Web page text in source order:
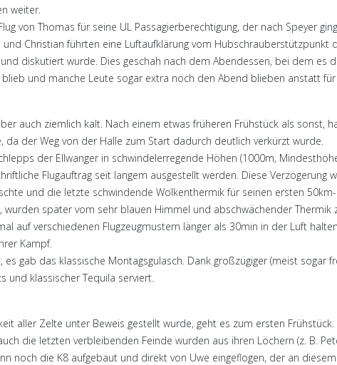
weiter.
von Thomas für seine UL Passagierberechtigung, der nach Speyer
Christian führten eine Luftaufklärung vom Hubschrauberstützpunkt
diskutiert wurde. Dies geschah nach dem Abendessen, bei dem es
und manche Leute sogar extra noch den Abend blieben anstatt
auch ziemlich kalt. Nach einem etwas früheren Frühstück als sonst,
der Weg von der Halle zum Start dadurch deutlich verkürzt wurde.
der Ellwanger in schwindelerregende Höhen (1000m,
Flugauftrag seit langem ausgestellt werden. Diese Verzögerung
und die letzte schwindende Wolkenthermik für seinen ersten
wurden später vom sehr blauen Himmel und abschwächender
auf verschiedenen Flugzeugmustern länger als 30min in der Luft
Kampf.
gab das klassische Montagsgulasch. Dank großzügiger (meist sogar
und klassischer Tequila serviert.
aller Zelte unter Beweis gestellt wurde, geht es zum ersten
die letzten verbleibenden Feinde wurden aus ihren Löchern (z. B.
noch die K8 aufgebaut und direkt von Uwe eingeflogen, der an